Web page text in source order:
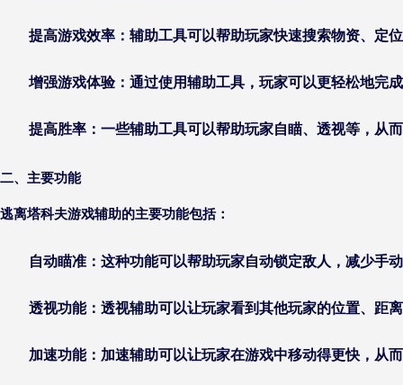
提高游戏效率：辅助工具可以帮助玩家快速搜索物资、定
增强游戏体验：通过使用辅助工具，玩家可以更轻松地完
提高胜率：一些辅助工具可以帮助玩家自瞄、透视等，从
二、主要功能
逃离塔科夫游戏辅助的主要功能包括：
自动瞄准：这种功能可以帮助玩家自动锁定敌人，减少手
透视功能：透视辅助可以让玩家看到其他玩家的位置、距
加速功能：加速辅助可以让玩家在游戏中移动得更快，从